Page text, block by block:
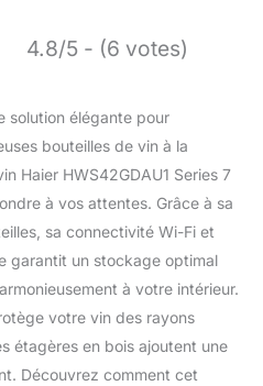
4.8/5 - (6 votes)
solution élégante pour
bouteilles de vin à la
Haier HWS42GDAU1 Series 7
à vos attentes. Grâce à sa
sa connectivité Wi-Fi et
garantit un stockage optimal
à votre intérieur.
votre vin des rayons
étagères en bois ajoutent une
Découvrez comment cet